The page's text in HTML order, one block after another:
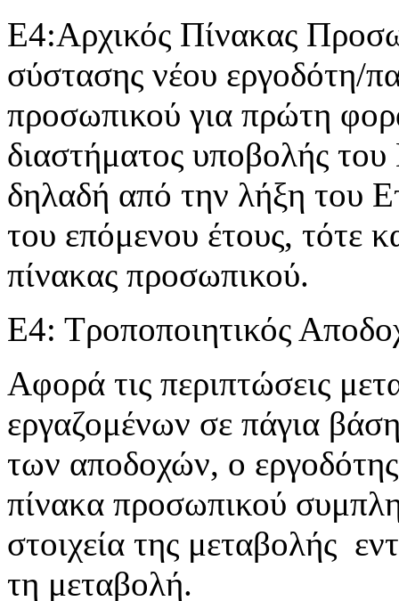
Ε4:Αρχικός Πίνακας
σύστασης νέου εργοδότη/
προσωπικού για πρώτη
διαστήματος υποβολής
δηλαδή από την λήξη του
του επόμενου έτους, τότε
πίνακας προσωπικού.
Ε4: Τροποποιητικός
Αφορά τις περιπτώσεις
εργαζομένων σε πάγια
των αποδοχών, ο
πίνακα προσωπικού
στοιχεία της μεταβολής
τη μεταβολή.